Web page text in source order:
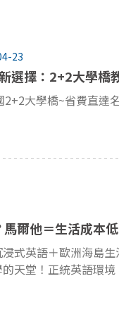
23
選擇：2+2大學橋
爾他＝生活成本
式英語＋歐洲海島
堂！正統英語環境、國